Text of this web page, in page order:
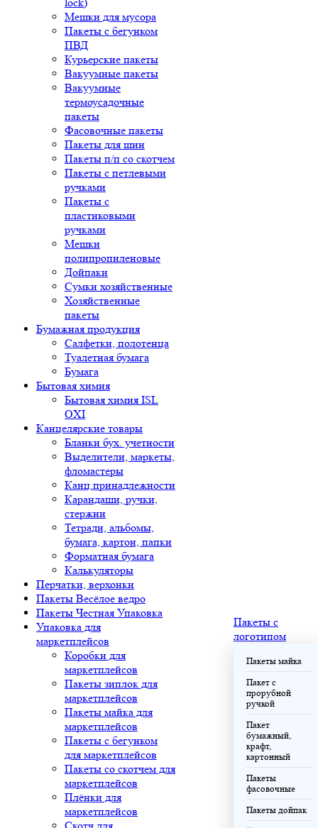
Мешки для мусора
Пакеты с бегунком
ПВД
Курьерские пакеты
Вакуумные пакеты
Вакуумные
термоусадочные
пакеты
Фасовочные пакеты
Пакеты для шин
Пакеты п/п со скотчем
Пакеты с петлевыми
ручками
Пакеты с
пластиковыми
ручками
Мешки
полипропиленовые
Дойпаки
Сумки хозяйственные
Хозяйственные
пакеты
Бумажная продукция
Салфетки, полотенца
Туалетная бумага
Бумага
Бытовая химия
Бытовая химия ISL
OXI
Канцелярские товары
Бланки бух. учетности
Выделители, маркеты,
фломастеры
Канц.принадлежности
Карандаши, ручки,
стержни
Тетради, альбомы,
бумага, картон, папки
Форматная бумага
Калькуляторы
Перчатки, верхонки
Пакеты Весёлое ведро
Пакеты Честная Упаковка
Упаковка для
маркетплейсов
Коробки для
маркетплейсов
Пакеты зиплок для
маркетплейсов
Пакеты майка для
маркетплейсов
Пакеты с бегунком
для маркетплейсов
Пакеты со скотчем для
маркетплейсов
Плёнки для
маркетплейсов
Пакеты с
логотипом
Пакеты майка
Пакет с
прорубной
ручкой
Пакет
бумажный,
крафт,
картонный
Пакеты
фасовочные
Пакеты дойпак